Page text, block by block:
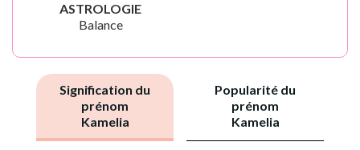
ASTROLOGIE
Balance
Signification du
prénom
Kamelia
Popularité du
prénom
Kamelia